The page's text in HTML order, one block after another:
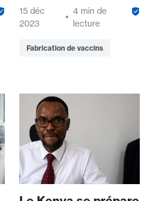
15 déc
2023
4 min de
lecture
Fabrication de vaccins